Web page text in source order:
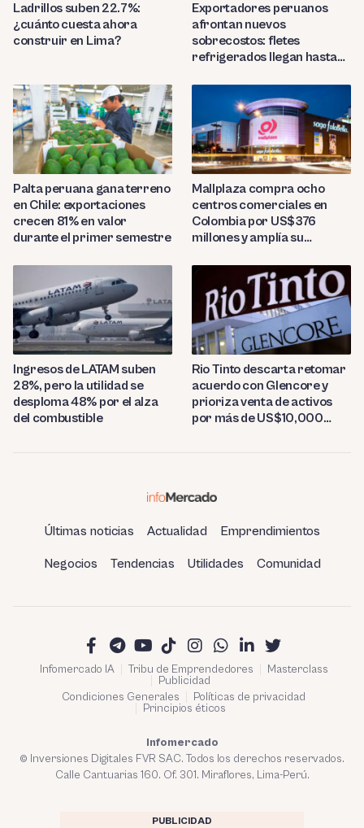
Ladrillos suben 22.7%:
¿cuánto cuesta ahora
construir en Lima?
Exportadores peruanos
afrontan nuevos
sobrecostos: fletes
refrigerados llegan hasta
Palta peruana gana terreno
en Chile: exportaciones
crecen 81% en valor
durante el primer semestre
Mallplaza compra ocho
centros comerciales en
Colombia por US$376
millones y amplía su
Ingresos de LATAM suben
28%, pero la utilidad se
desploma 48% por el alza
del combustible
Rio Tinto descarta retomar
acuerdo con Glencore y
prioriza venta de activos
por más de US$10,000
Últimas noticias Actualidad Emprendimientos
Negocios Tendencias Utilidades Comunidad
Infomercado IA Tribu de Emprendedores
Masterclass
Publicidad
Condiciones Generales
Políticas de privacidad
Principios éticos
Infomercado
© Inversiones Digitales FVR SAC. Todos los derechos reservados.
Calle Cantuarias 160. Of. 301. Miraflores, Lima-Perú.
PUBLICIDAD